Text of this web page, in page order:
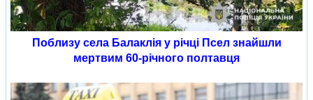
Поблизу села Балаклія у річці Псел знайшли
мертвим 60-річного полтавця